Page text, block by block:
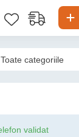
validat